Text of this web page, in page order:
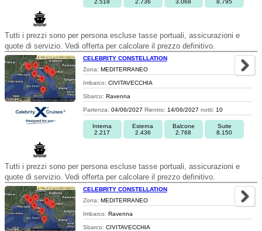
2.518 2.736 3.068 8.795
Tutti i prezzi sono per persona escluse tasse portuali, assicurazioni e
quote di servizio. Vedi offerta per calcolare il prezzo definitivo.
CELEBRITY CONSTELLATION
Zona: MEDITERRANEO
Imbarco: CIVITAVECCHIA
Sbarco: Ravenna
Partenza: 04/06/2027 Rientro: 14/06/2027 notti: 10
Interna
2.217
Esterna
2.436
Balcone
2.768
Suite
8.150
Tutti i prezzi sono per persona escluse tasse portuali, assicurazioni e
quote di servizio. Vedi offerta per calcolare il prezzo definitivo.
CELEBRITY CONSTELLATION
Zona: MEDITERRANEO
Imbarco: Ravenna
Sbarco: CIVITAVECCHIA